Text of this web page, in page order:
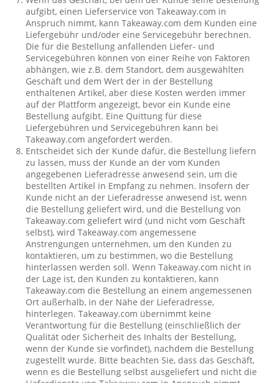
aufgibt, einen Lieferservice von Takeaway.com in
Anspruch nimmt, kann Takeaway.com dem Kunden eine
Liefergebühr und/oder eine Servicegebühr berechnen.
Die für die Bestellung anfallenden Liefer- und
Servicegebühren können von einer Reihe von Faktoren
abhängen, wie z.B. dem Standort, dem ausgewählten
Geschäft und dem Wert der in der Bestellung
enthaltenen Artikel, aber diese Kosten werden immer
auf der Plattform angezeigt, bevor ein Kunde eine
Bestellung aufgibt. Eine Quittung für diese
Liefergebühren und Servicegebühren kann bei
Takeaway.com angefordert werden.
Entscheidet sich der Kunde dafür, die Bestellung liefern
zu lassen, muss der Kunde an der vom Kunden
angegebenen Lieferadresse anwesend sein, um die
bestellten Artikel in Empfang zu nehmen. Insofern der
Kunde nicht an der Lieferadresse anwesend ist, wenn
die Bestellung geliefert wird, und die Bestellung von
Takeaway.com geliefert wird (und nicht vom Geschäft
selbst), wird Takeaway.com angemessene
Anstrengungen unternehmen, um den Kunden zu
kontaktieren, um zu bestimmen, wo die Bestellung
hinterlassen werden soll. Wenn Takeaway.com nicht in
der Lage ist, den Kunden zu kontaktieren, kann
Takeaway.com die Bestellung an einem angemessenen
Ort außerhalb, in der Nähe der Lieferadresse,
hinterlegen. Takeaway.com übernimmt keine
Verantwortung für die Bestellung (einschließlich der
Qualität oder Sicherheit des Inhalts der Bestellung,
wenn der Kunde sie vorfindet), nachdem die Bestellung
zugestellt wurde. Bitte beachten Sie, dass das Geschäft,
wenn es die Bestellung selbst ausgeliefert und nicht die